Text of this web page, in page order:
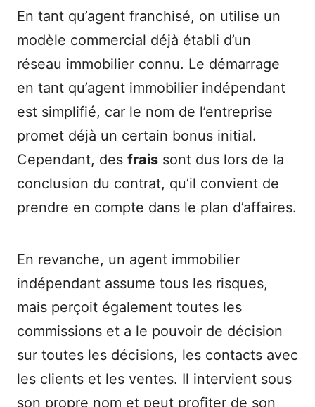
En tant qu’agent franchisé, on utilise un
modèle commercial déjà établi d’un
réseau immobilier connu. Le démarrage
en tant qu’agent immobilier indépendant
est simplifié, car le nom de l’entreprise
promet déjà un certain bonus initial.
Cependant, des frais sont dus lors de la
conclusion du contrat, qu’il convient de
prendre en compte dans le plan d’affaires.
En revanche, un agent immobilier
indépendant assume tous les risques,
mais perçoit également toutes les
commissions et a le pouvoir de décision
sur toutes les décisions, les contacts avec
les clients et les ventes. Il intervient sous
son propre nom et peut profiter de son